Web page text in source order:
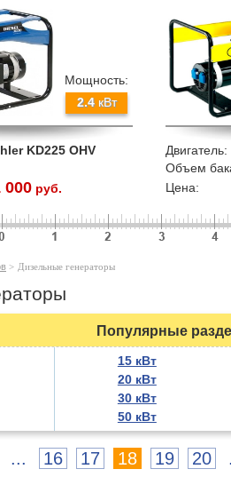
Мощность:
2.4кВт
KD225 OHV
000руб.
Двигатель:
Объем
Цена:
> Дизельные генераторы
Популярные
15 кВт
20 кВт
30 кВт
50 кВт
... 16 17 18 19 20